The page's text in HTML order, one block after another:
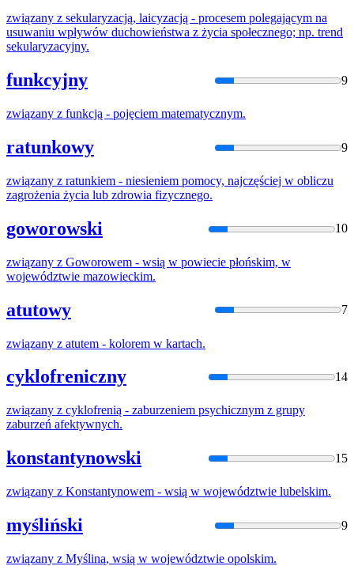
związany z sekularyzacją, laicyzacją - procesem polegającym na
usuwaniu wpływów duchowieństwa z życia społecznego; np. trend
sekularyzacyjny.
funkcyjny 9
związany z funkcją - pojęciem matematycznym.
ratunkowy 9
związany z ratunkiem - niesieniem pomocy, najczęściej w obliczu
zagrożenia życia lub zdrowia fizycznego.
goworowski 10
związany z Goworowem - wsią w powiecie płońskim, w
województwie mazowieckim.
atutowy 7
związany z atutem - kolorem w kartach.
cyklofreniczny 14
związany z cyklofrenią - zaburzeniem psychicznym z grupy
zaburzeń afektywnych.
konstantynowski 15
związany z Konstantynowem - wsią w województwie lubelskim.
myśliński 9
związany z Myśliną, wsią w województwie opolskim.